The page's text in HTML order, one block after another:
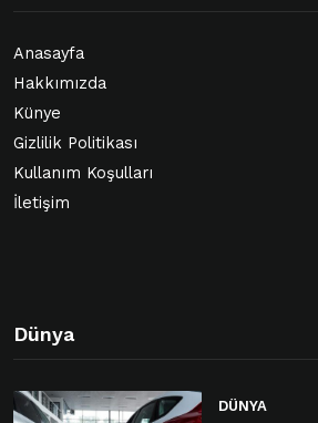
Anasayfa
Hakkımızda
Künye
Gizlilik Politikası
Kullanım Koşulları
İletişim
Dünya
DÜNYA